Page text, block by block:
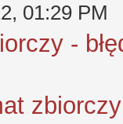
01:29 PM
-